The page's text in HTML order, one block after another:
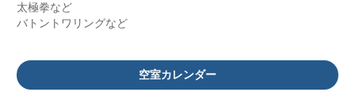
太極拳など
バトントワリングなど
空室カレンダー